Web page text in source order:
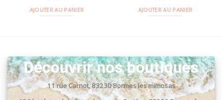
AJOUTER AU PANIER AJOUTER AU PANIER
Découvrir nos boutiques
11 rue Carnot, 83230 Bormes les mimosas